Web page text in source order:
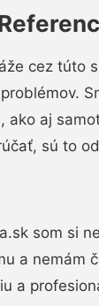
cez túto
ako aj
sú to
som si
a nemám
a